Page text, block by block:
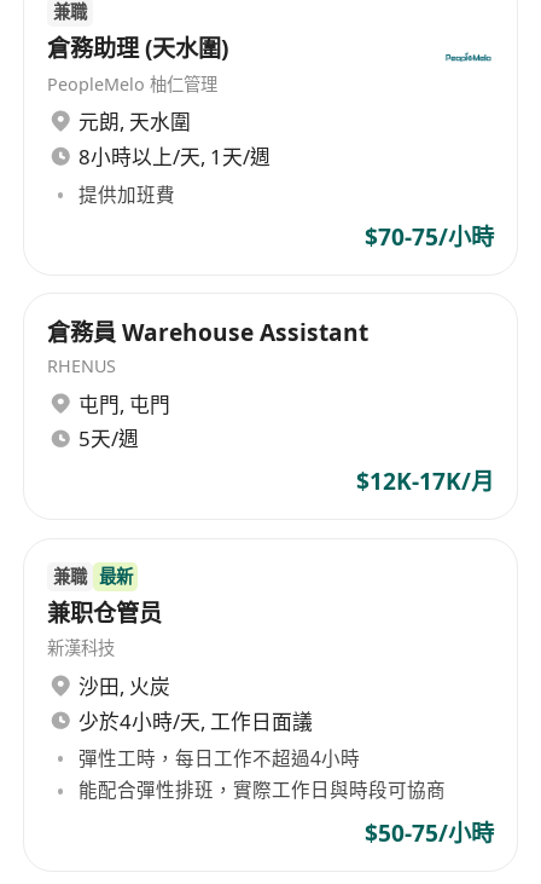
全自動化銷售和配送流程，為未來在線零售提供建
設性的技術解決方案。 Hong Kong TV Network
Limited, originating from its establishment on
May 19, 1992, has undergone years of
transformation and development, evolving from
an initial applicant for a television station to a
technology company providing e-commerce
platforms. The company's predecessor was City
business, Hong Kong Broadband Network, and
attempting to enter the free-to-air television
market in Hong Kong. However, in March 2018,
HKTV announced its abandonment of its
television business, publicly stating its focus
would shift towards its online shopping
and returning mobile TV licenses to the Hong
Kong Communications Authority. Following this,
on July 13, 2021, HKTV changed its name from
Hong Kong Television Network to Hong Kong TV
& Tech Ventures Limited, marking the
completion of the company's business
transformation. Known for its e-commerce
platforms, HKTV operates Hong Kong's largest
24-hour online shopping mall, HKTVmall,
兼職
倉務助理 (天水圍)
PeopleMelo 柚仁管理
元朗, 天水圍
8小時以上/天, 1天/週
提供加班費
$70-75/小時
倉務員 Warehouse Assistant
RHENUS
屯門, 屯門
5天/週
$12K-17K/月
兼職 最新
兼职仓管员
新漢科技
沙田, 火炭
少於4小時/天, 工作日面議
彈性工時，每日工作不超過4小時
能配合彈性排班，實際工作日與時段可協商
$50-75/小時